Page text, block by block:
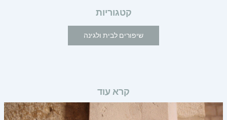
קטגוריות
שיפורים לבית ולגינה
קרא עוד